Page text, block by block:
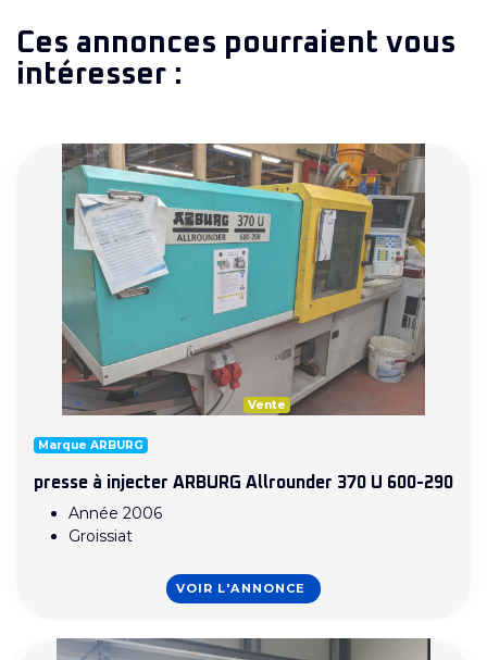
Ces annonces pourraient vous
intéresser :
Vente
Marque ARBURG
presse à injecter ARBURG Allrounder 370 U 600-290
Année 2006
Groissiat
VOIR L'ANNONCE